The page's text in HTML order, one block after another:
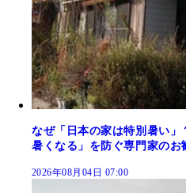
なぜ「日本の家は特別暑い
暑くなる」を防ぐ専門家のお
2026年08月04日 07:00